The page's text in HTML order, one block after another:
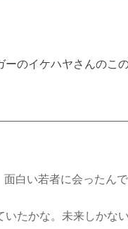
のイケハヤさんのこの
白い若者に会ったんで
いたかな。未来しかな